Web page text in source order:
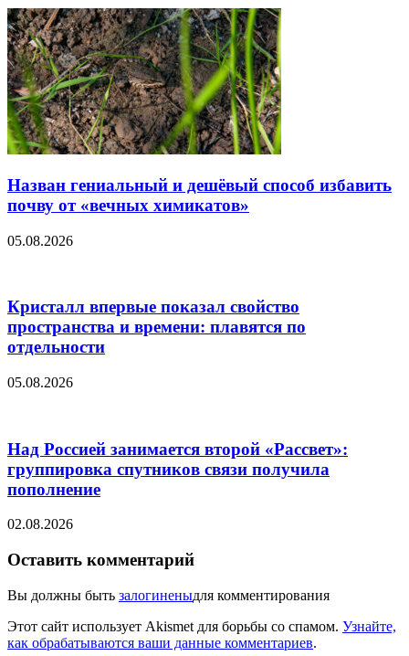
Назван гениальный и дешёвый способ избавить
почву от «вечных химикатов»
05.08.2026
Кристалл впервые показал свойство
пространства и времени: плавятся по
отдельности
05.08.2026
Над Россией занимается второй «Рассвет»:
группировка спутников связи получила
пополнение
02.08.2026
Оставить комментарий
Вы должны быть залогиненыдля комментирования
Этот сайт использует Akismet для борьбы со спамом. Узнайте,
как обрабатываются ваши данные комментариев.